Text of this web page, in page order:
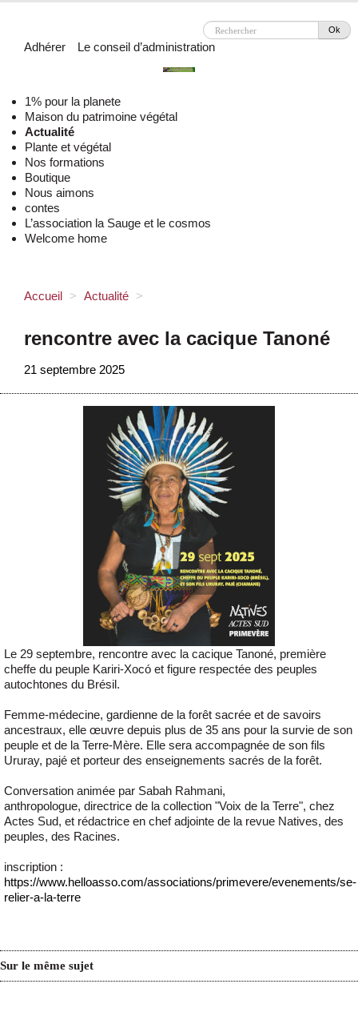
Ok
Adhérer Le conseil d’administration
1% pour la planete
Maison du patrimoine végétal
Actualité
Plante et végétal
Nos formations
Boutique
Nous aimons
contes
L’association la Sauge et le cosmos
Welcome home
Accueil > Actualité >
rencontre avec la cacique Tanoné
21 septembre 2025
Le 29 septembre, rencontre avec la cacique Tanoné, première
cheffe du peuple Kariri-Xocó et figure respectée des peuples
autochtones du Brésil.
Femme-médecine, gardienne de la forêt sacrée et de savoirs
ancestraux, elle œuvre depuis plus de 35 ans pour la survie de son
peuple et de la Terre-Mère. Elle sera accompagnée de son fils
Ururay, pajé et porteur des enseignements sacrés de la forêt.
Conversation animée par Sabah Rahmani,
anthropologue, directrice de la collection "Voix de la Terre", chez
Actes Sud, et rédactrice en chef adjointe de la revue Natives, des
peuples, des Racines.
inscription :
https://www.helloasso.com/associations/primevere/evenements/se-
relier-a-la-terre
Sur le même sujet